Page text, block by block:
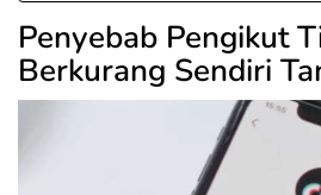
Penyebab Pengikut
Berkurang Sendiri